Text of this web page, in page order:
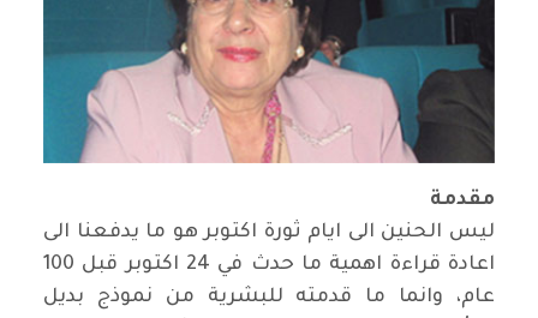
مقدمة
ليس الحنين الى ايام ثورة اكتوبر هو ما يدفعنا الى
اعادة قراءة اهمية ما حدث في 24 اكتوبر قبل 100
عام، وانما ما قدمته للبشرية من نموذج بديل